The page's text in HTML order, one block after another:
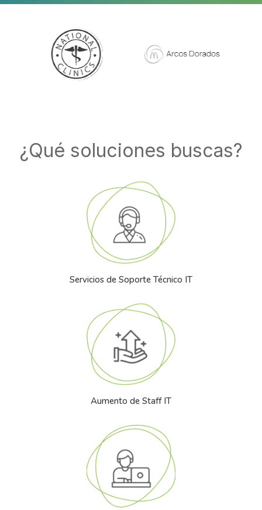
¿Qué soluciones buscas?
Servicios de Soporte Técnico IT
Aumento de Staff IT